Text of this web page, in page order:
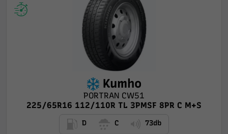
Kumho
PORTRAN CW51
225/65R16 112/110R TL 3PMSF 8PR C M+S
D C 73db